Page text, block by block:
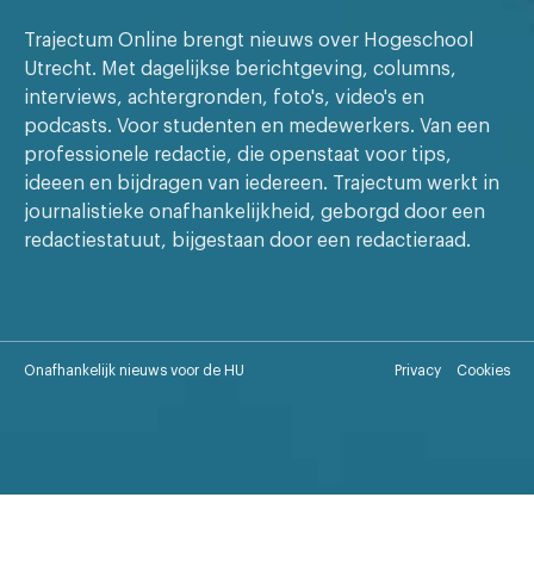
Trajectum Online brengt nieuws over Hogeschool
Utrecht. Met dagelijkse berichtgeving, columns,
interviews, achtergronden, foto's, video's en
podcasts. Voor studenten en medewerkers. Van een
professionele redactie, die openstaat voor tips,
ideeen en bijdragen van iedereen. Trajectum werkt in
journalistieke onafhankelijkheid, geborgd door een
redactiestatuut, bijgestaan door een redactieraad.
Onafhankelijk nieuws voor de HU Privacy Cookies